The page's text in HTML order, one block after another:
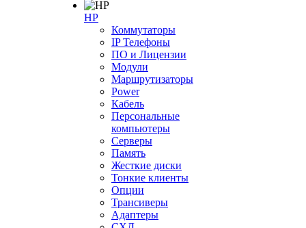
HP
Коммутаторы
IP Телефоны
ПО и Лицензии
Модули
Маршрутизаторы
Power
Кабель
Персональные
компьютеры
Серверы
Память
Жесткие диски
Тонкие клиенты
Опции
Трансиверы
Адаптеры